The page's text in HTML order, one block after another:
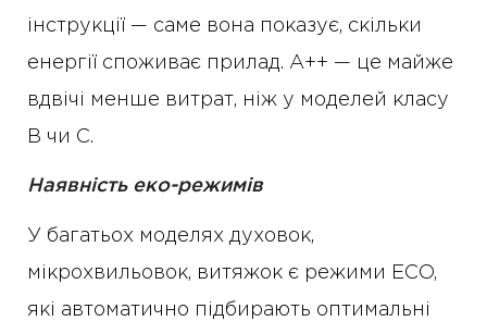
інструкції — саме вона показує, скільки
енергії споживає прилад. А++ — це майже
вдвічі менше витрат, ніж у моделей класу
B чи C.
Наявність еко-режимів
У багатьох моделях духовок,
мікрохвильовок, витяжок є режими ECO,
які автоматично підбирають оптимальні